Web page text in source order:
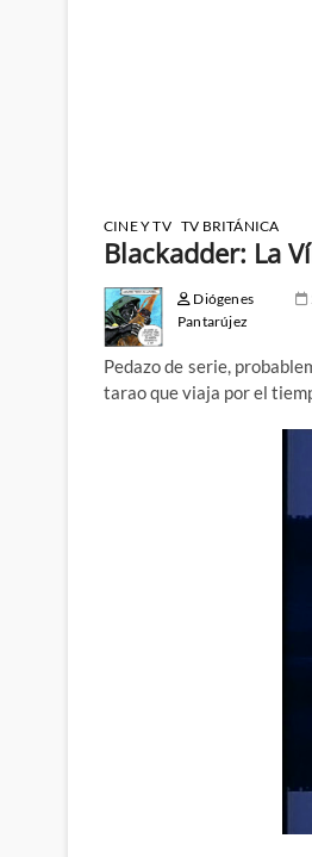
CINE Y TV TV BRITÁNICA
Blackadder: La
Diógenes
Pantarújez
Pedazo de serie,
tarao que viaja por el